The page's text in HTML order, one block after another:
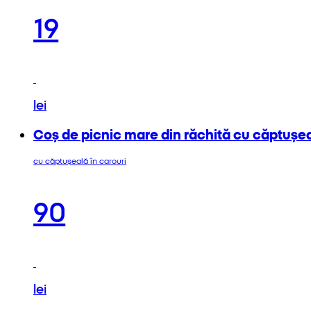
19
lei
Coș de picnic mare din răchită cu
cu căptușeală în carouri
90
lei